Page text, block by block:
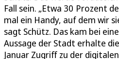
Fall sein. „Etwa 30 Prozent
mal ein Handy, auf dem wir
sagt Schütz. Das kam bei
Aussage der Stadt erhalte
Januar Zugriff zu der